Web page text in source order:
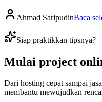
Ahmad SaripudinBaca
Siap praktikkan tipsnya?
Mulai project
Dari hosting cepat sampai
membantu mewujudkan